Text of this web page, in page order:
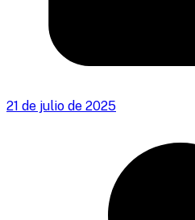
21 de julio de 2025